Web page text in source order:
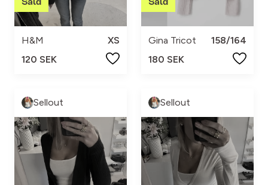
H&M
XS
120 SEK
Gina Tricot
158/164
180 SEK
Sellout Sellout